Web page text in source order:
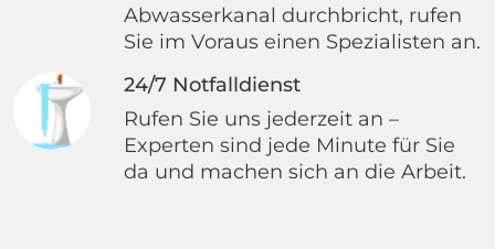
Abwasserkanal durchbricht, rufen
Sie im Voraus einen Spezialisten an.
24/7 Notfalldienst
Rufen Sie uns jederzeit an –
Experten sind jede Minute für Sie
da und machen sich an die Arbeit.